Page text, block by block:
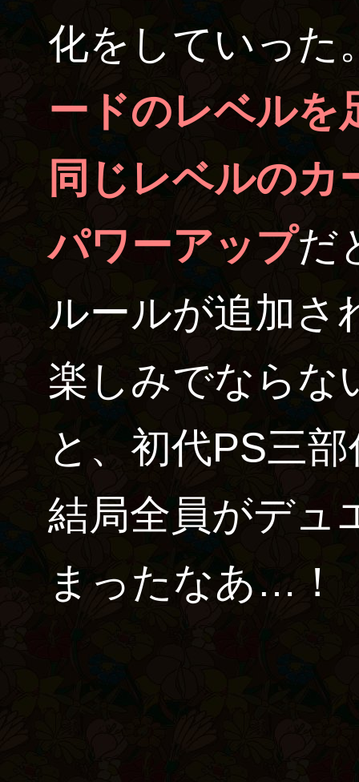
化をしていった
ードのレベルを
同じレベルのカ
パワーアップだ
ルールが追加さ
楽しみでならな
と、初代PS三
結局全員がデュ
まったなあ…！